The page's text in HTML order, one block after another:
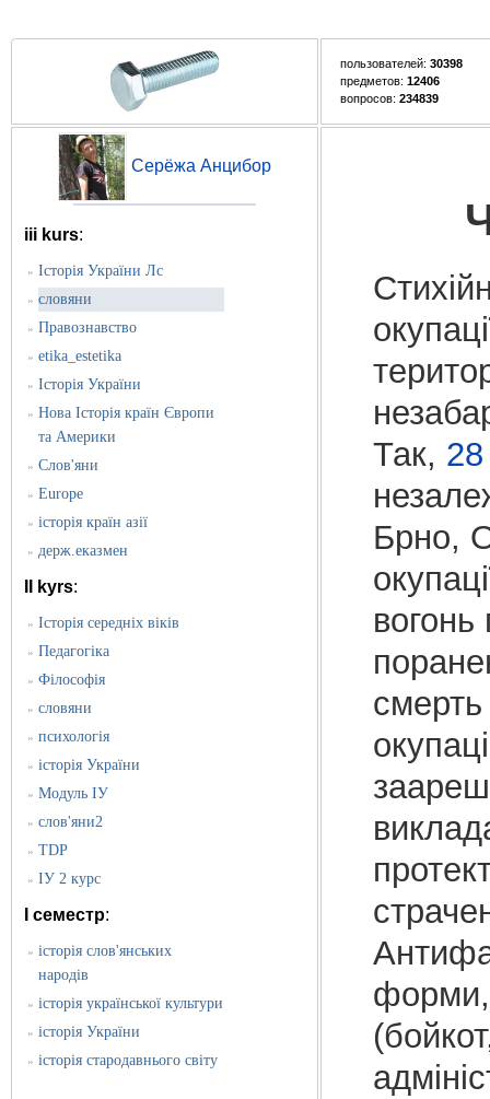
пользователей: 30398
предметов: 12406
вопросов: 234839
Серёжа Анцибор
iii kurs:
» Історія України Лс
» словяни
» Правознавство
» etika_estetika
» Історія України
» Нова Історія країн Європи
та Америки
» Слов'яни
» Europe
» історія країн азії
» держ.еказмен
II kyrs:
» Історія середніх віків
» Педагогіка
» Філософія
» словяни
» психологія
» історія України
» Модуль ІУ
» слов'яни2
» TDP
» ІУ 2 курс
I семестр:
» історія слов'янських
народів
» історія української культури
» історія України
» історія стародавнього світу
Так,
Брно,
смерть
форми,